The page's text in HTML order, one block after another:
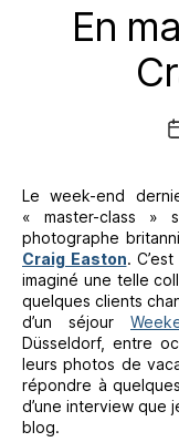
En
Le week-end
« master-class »
photographe
Craig Easton.
imaginé une telle
quelques clients
d’un séjour
Düsseldorf, entre
leurs photos de
répondre à
d’une interview que
blog.